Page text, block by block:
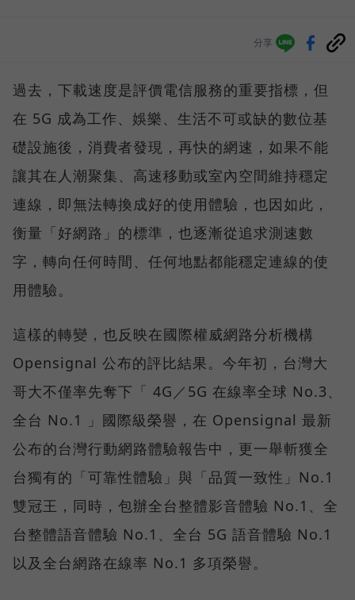
分享
過去，下載速度是評價電信服務的重要指標，但
在 5G 成為工作、娛樂、生活不可或缺的數位基
礎設施後，消費者發現，再快的網速，如果不能
讓其在人潮聚集、高速移動或室內空間維持穩定
連線，即無法轉換成好的使用體驗，也因如此，
衡量「好網路」的標準，也逐漸從追求測速數
字，轉向任何時間、任何地點都能穩定連線的使
用體驗。
這樣的轉變，也反映在國際權威網路分析機構
Opensignal 公布的評比結果。今年初，台灣大
哥大不僅率先奪下「 4G／5G 在線率全球 No.3、
全台 No.1 」國際級榮譽，在 Opensignal 最新
公布的台灣行動網路體驗報告中，更一舉斬獲全
台獨有的「可靠性體驗」與「品質一致性」No.1
雙冠王，同時，包辦全台整體影音體驗 No.1、全
台整體語音體驗 No.1、全台 5G 語音體驗 No.1
以及全台網路在線率 No.1 多項榮譽。